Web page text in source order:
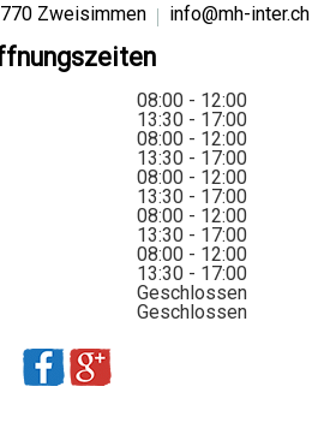
Zweisimmen info@mh-inter.ch
08:00 - 12:00
13:30 - 17:00
08:00 - 12:00
13:30 - 17:00
08:00 - 12:00
13:30 - 17:00
08:00 - 12:00
13:30 - 17:00
08:00 - 12:00
13:30 - 17:00
Geschlossen
Geschlossen